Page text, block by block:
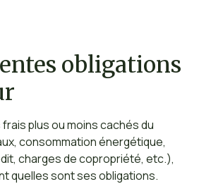
obligations
frais plus ou moins cachés du
consommation énergétique,
charges de copropriété, etc.),
quelles sont ses obligations.